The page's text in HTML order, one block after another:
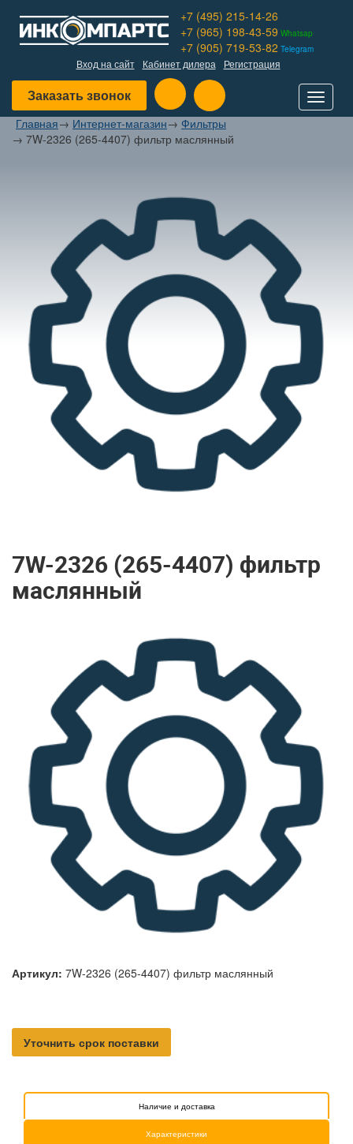
+7 (495) 215-14-26
+7 (965) 198-43-59 Whatsap
+7 (905) 719-53-82 Telegram
Вход на сайт Кабинет дилера Регистрация
Заказать звонок
Toggle
Главная→ Интернет-магазин→ Фильтры
→ 7W-2326 (265-4407) фильтр маслянный
7W-2326 (265-4407) фильтр
маслянный
Артикул: 7W-2326 (265-4407) фильтр маслянный
Уточнить срок поставки
Наличие и доставка
Характеристики